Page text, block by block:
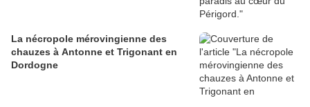
La nécropole mérovingienne des
chauzes à Antonne et Trigonant en
Dordogne